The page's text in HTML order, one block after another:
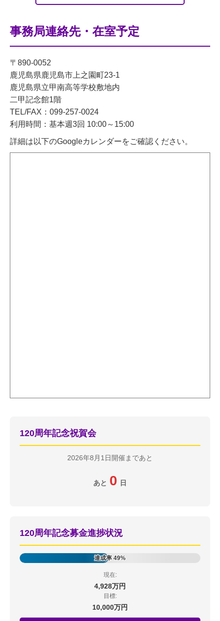
事務局連絡先・在室予定
〒890-0052
鹿児島県鹿児島市上之園町23-1
鹿児島県立甲南高等学校敷地内
二甲記念館1階
TEL/FAX：099-257-0024
利用時間：基本週3回 10:00～15:00
詳細は以下のGoogleカレンダーをご確認ください。
120周年記念祝賀会
2026年8月1日開催まであと
あと 0 日
120周年記念募金進捗状況
達成率 49%
現在:
4,928万円
目標:
10,000万円